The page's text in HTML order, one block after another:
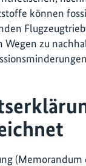
können
Wegen zu